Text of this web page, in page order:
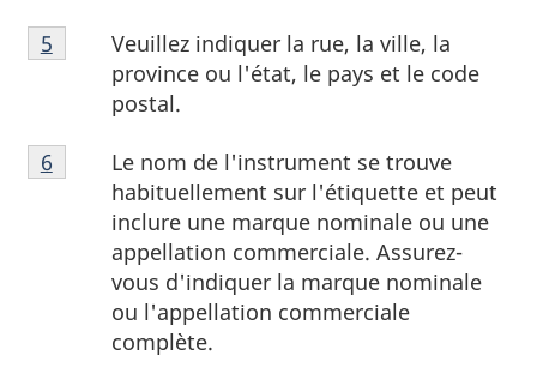
Note
de
page
5
Veuillez indiquer la rue, la ville, la
province ou l'état, le pays et le code
postal.
Retour à la référence de la note de bas de page
5
Note
de
Le nom de l'instrument se trouve
habituellement sur l'étiquette et peut
inclure une marque nominale ou une
appellation commerciale. Assurez-
vous d'indiquer la marque nominale
ou l'appellation commerciale
complète.
Retour à la référence de la note de bas de page
6